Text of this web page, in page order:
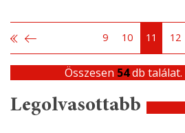
9 10 11 12
Összesen 54db találat.
Legolvasottabb